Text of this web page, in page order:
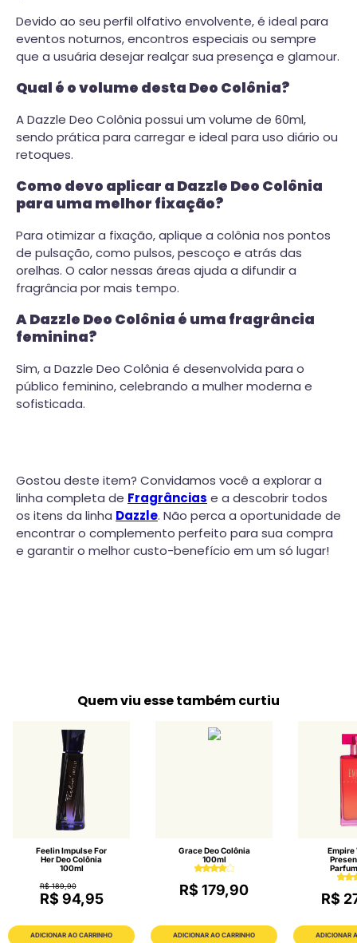
Devido ao seu perfil olfativo envolvente, é ideal para
eventos noturnos, encontros especiais ou sempre
que a usuária desejar realçar sua presença e glamour.
Qual é o volume desta Deo Colônia?
A Dazzle Deo Colônia possui um volume de 60ml,
sendo prática para carregar e ideal para uso diário ou
retoques.
Como devo aplicar a Dazzle Deo Colônia
para uma melhor fixação?
Para otimizar a fixação, aplique a colônia nos pontos
de pulsação, como pulsos, pescoço e atrás das
orelhas. O calor nessas áreas ajuda a difundir a
fragrância por mais tempo.
A Dazzle Deo Colônia é uma fragrância
feminina?
Sim, a Dazzle Deo Colônia é desenvolvida para o
público feminino, celebrando a mulher moderna e
sofisticada.
Gostou deste item? Convidamos você a explorar a
linha completa de Fragrâncias e a descobrir todos
os itens da linha Dazzle. Não perca a oportunidade de
encontrar o complemento perfeito para sua compra
e garantir o melhor custo-benefício em um só lugar!
Quem viu esse também curtiu
Feelin Impulse For
Her Deo Colônia
100ml
R$ 189,90
R$ 94,95
ADICIONAR AO CARRINHO
Grace Deo Colônia
100ml
R$ 179,90
ADICIONAR AO CARRINHO
Empire
R$
ADICIONAR